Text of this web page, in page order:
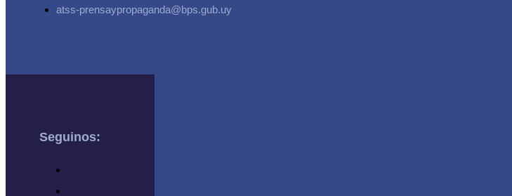
atss-prensaypropaganda@bps.gub.uy
Seguinos: